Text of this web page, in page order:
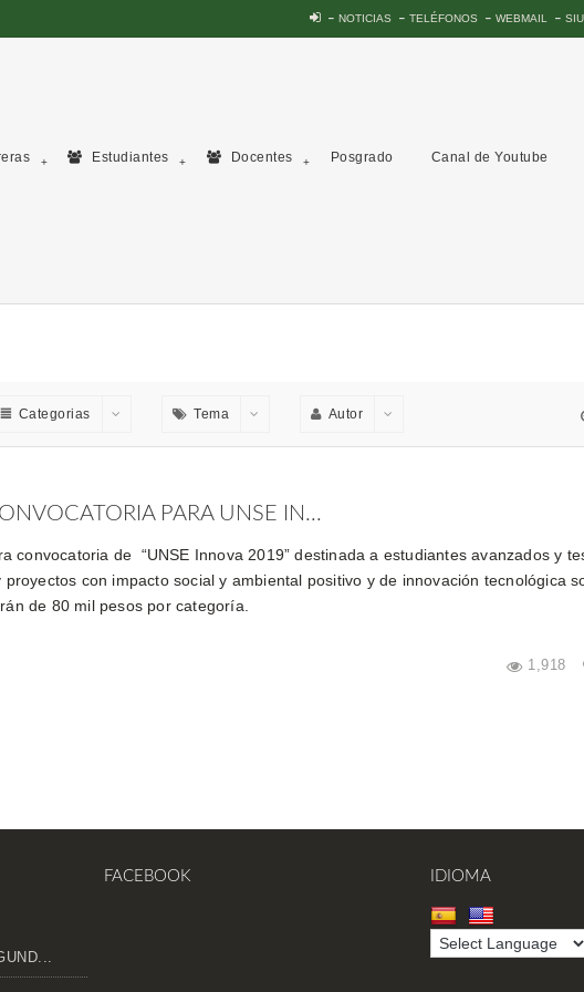
NOTICIAS TELÉFONOS WEBMAIL SIU
Estudiantes Docentes Posgrado Canal de Youtube
Categorias Tema Autor
PARA UNSE IN...
convocatoria de “UNSE Innova 2019” destinada a estudiantes avanzados y
con impacto social y ambiental positivo y de innovación tecnológica
de 80 mil pesos por categoría.
1,918
FACEBOOK IDIOMA